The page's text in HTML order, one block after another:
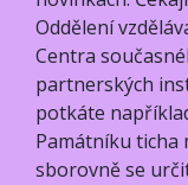
Oddělení
Centra
partnerských
potkáte
Památníku ticha
sborovně se